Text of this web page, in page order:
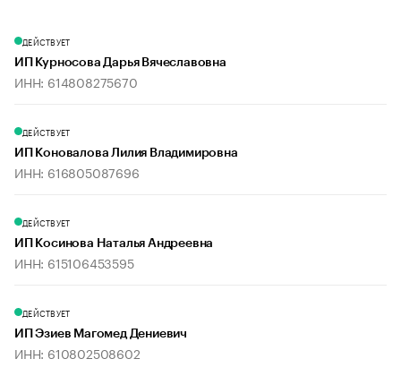
ДЕЙСТВУЕТ
ИП Курносова Дарья Вячеславовна
ИНН: 614808275670
ДЕЙСТВУЕТ
ИП Коновалова Лилия Владимировна
ИНН: 616805087696
ДЕЙСТВУЕТ
ИП Косинова Наталья Андреевна
ИНН: 615106453595
ДЕЙСТВУЕТ
ИП Эзиев Магомед Дениевич
ИНН: 610802508602